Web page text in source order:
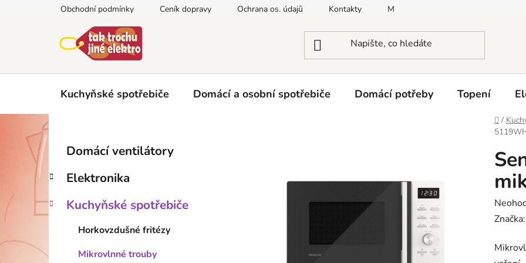
Obchodní podmínky Ceník dopravy Ochrana os. údajů Kontakty Moje objednávka
Kuchyňské spotřebiče Domácí a osobní spotřebiče Domácí potřeby Topení
Domů
/
s
r
a
n
Přeskočit
kategorie
e
o
r
Domácí ventilátory
Elektronika
Kuchyňské spotřebiče
Horkovzdušné fritézy
Mikrovlnné trouby
je